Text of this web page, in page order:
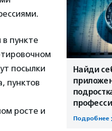
Найди
Подробнее
пункте
посылки
пунктов
росте и